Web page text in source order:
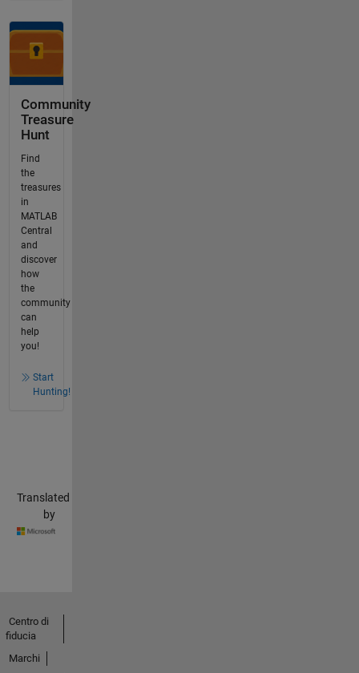
Community
Treasure
Hunt
Find
the
treasures
in
MATLAB
Central
and
discover
how
the
community
can
help
you!
Start
Hunting!
Translated
by
Centro di
fiducia
Marchi